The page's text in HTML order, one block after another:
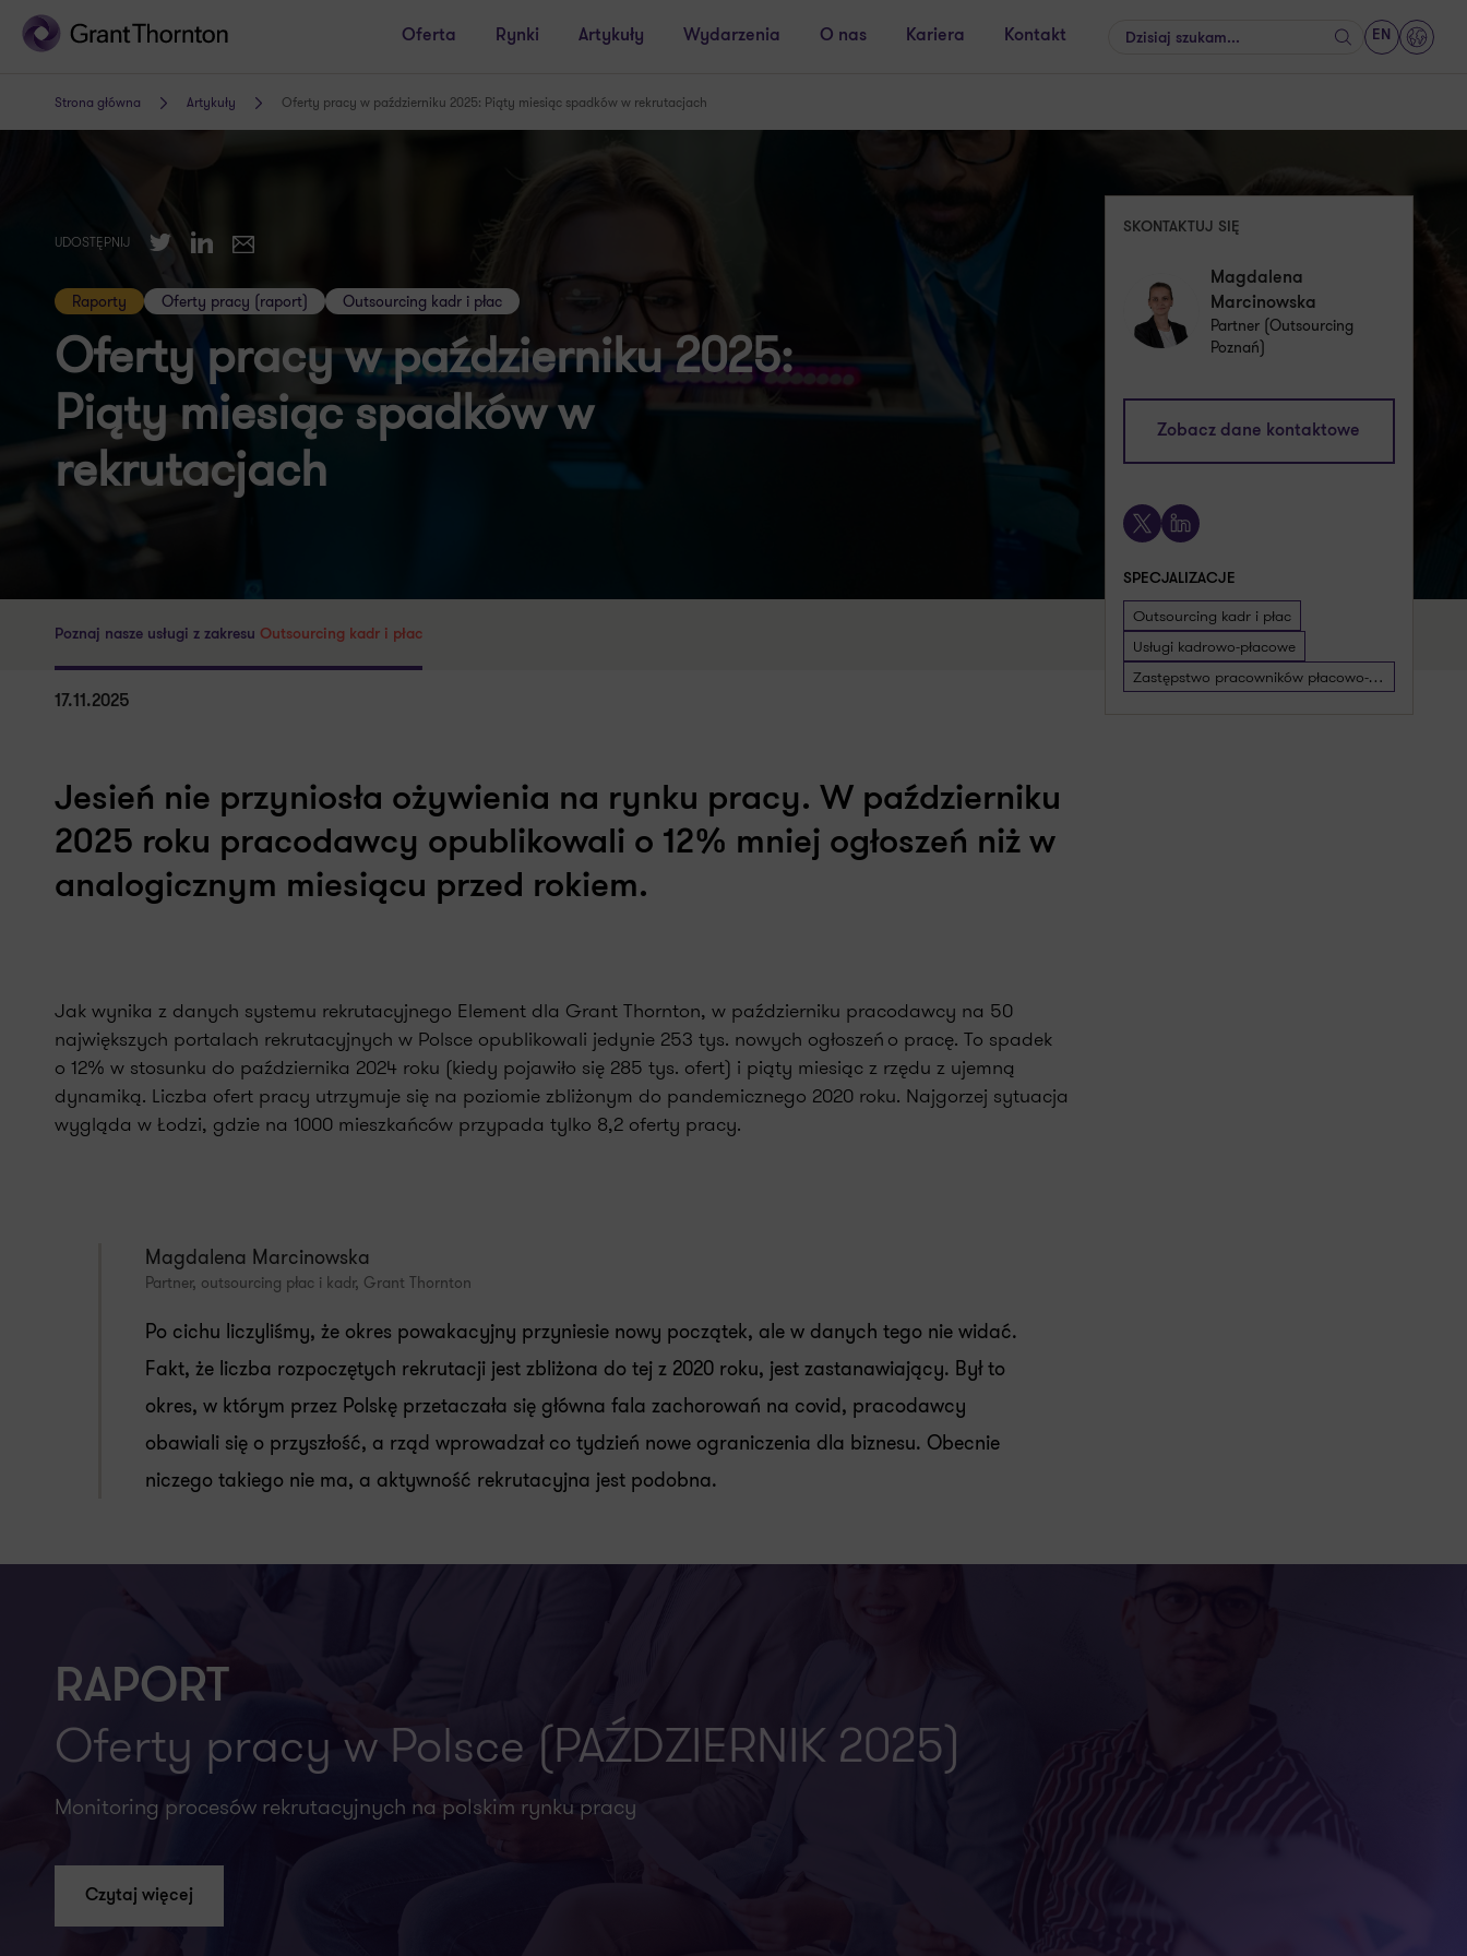
Oferta Rynki Artykuły Wydarzenia O nas Kariera Kontakt Szukaj
EN
Strona główna Artykuły Oferty pracy w październiku 2025: Piąty miesiąc spadków w rekrutacjach
UDOSTĘPNIJ TwitterLinkedIn
E-mail
Raporty Oferty pracy (raport) Outsourcing kadr i płac
Oferty pracy w październiku 2025:
Piąty miesiąc spadków w
rekrutacjach
SKONTAKTUJ SIĘ
Magdalena
Marcinowska
Partner (Outsourcing
Poznań)
Zobacz dane kontaktowe
magdalena.marcinowska@pl.gt.com
+48 607 665 729
X LinkedIn
SPECJALIZACJE
Outsourcing kadr i płac
Usługi kadrowo-płacowe
Zastępstwo pracowników płacowo-kadrowych
Poznaj nasze usługi z zakresu Outsourcing kadr i płac
17.11.2025
Jesień nie przyniosła ożywienia na rynku pracy. W październiku
2025 roku pracodawcy opublikowali o 12% mniej ogłoszeń niż w
analogicznym miesiącu przed rokiem.
Jak wynika z danych systemu rekrutacyjnego Element dla Grant Thornton, w październiku pracodawcy na 50
największych portalach rekrutacyjnych w Polsce opublikowali jedynie 253 tys. nowych ogłoszeń o pracę. To spadek
o 12% w stosunku do października 2024 roku (kiedy pojawiło się 285 tys. ofert) i piąty miesiąc z rzędu z ujemną
dynamiką. Liczba ofert pracy utrzymuje się na poziomie zbliżonym do pandemicznego 2020 roku. Najgorzej sytuacja
wygląda w Łodzi, gdzie na 1000 mieszkańców przypada tylko 8,2 oferty pracy.
Magdalena Marcinowska
Partner, outsourcing płac i kadr, Grant Thornton
Po cichu liczyliśmy, że okres powakacyjny przyniesie nowy początek, ale w danych tego nie widać.
Fakt, że liczba rozpoczętych rekrutacji jest zbliżona do tej z 2020 roku, jest zastanawiający. Był to
okres, w którym przez Polskę przetaczała się główna fala zachorowań na covid, pracodawcy
obawiali się o przyszłość, a rząd wprowadzał co tydzień nowe ograniczenia dla biznesu. Obecnie
niczego takiego nie ma, a aktywność rekrutacyjna jest podobna.
RAPORT
Oferty pracy w Polsce (PAŹDZIERNIK 2025)
Monitoring procesów rekrutacyjnych na polskim rynku pracy
Czytaj więcej